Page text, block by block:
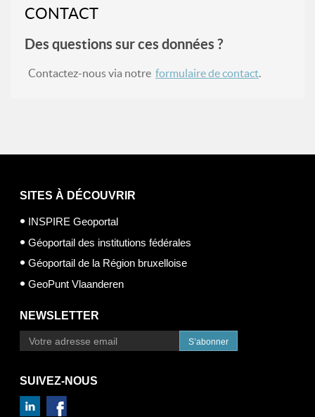
CONTACT
Des questions sur ces données ?
Contactez-nous via notre formulaire de contact.
SITES À DÉCOUVRIR
INSPIRE Geoportal
Géoportail des institutions fédérales
Géoportail de la Région bruxelloise
GeoPunt Vlaanderen
NEWSLETTER
S’abonner
SUIVEZ-NOUS